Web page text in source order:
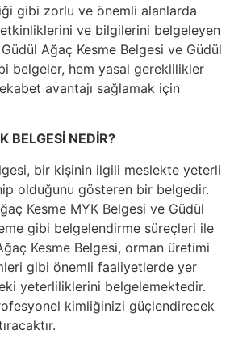
gibi zorlu ve önemli alanlarda
ve bilgilerini belgeleyen
Ağaç Kesme Belgesi ve Güdül
belgeler, hem yasal gereklilikler
avantajı sağlamak için
BELGESİ NEDİR?
bir kişinin ilgili meslekte yeterli
olduğunu gösteren bir belgedir.
Kesme MYK Belgesi ve Güdül
gibi belgelendirme süreçleri ile
Kesme Belgesi, orman üretimi
gibi önemli faaliyetlerde yer
yeterliliklerini belgelemektedir.
kimliğinizi güçlendirecek